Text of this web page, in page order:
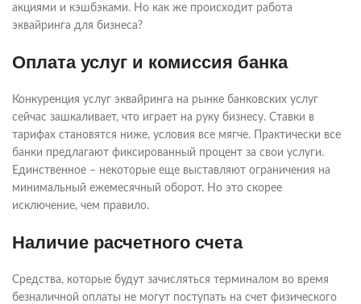
акциями и кэшбэками. Но как же происходит работа
эквайринга для бизнеса?
Оплата услуг и комиссия банка
Конкуренция услуг эквайринга на рынке банковских услуг
сейчас зашкаливает, что играет на руку бизнесу. Ставки в
тарифах становятся ниже, условия все мягче. Практически все
банки предлагают фиксированный процент за свои услуги.
Единственное – некоторые еще выставляют ограничения на
минимальный ежемесячный оборот. Но это скорее
исключение, чем правило.
Наличие расчетного счета
Средства, которые будут зачисляться терминалом во время
безналичной оплаты не могут поступать на счет физического